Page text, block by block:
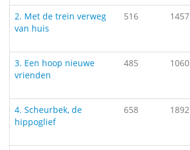
2. Met de trein verweg
van huis
516 1457
3. Een hoop nieuwe
vrienden
485 1060
4. Scheurbek, de
hippoglief
658 1892